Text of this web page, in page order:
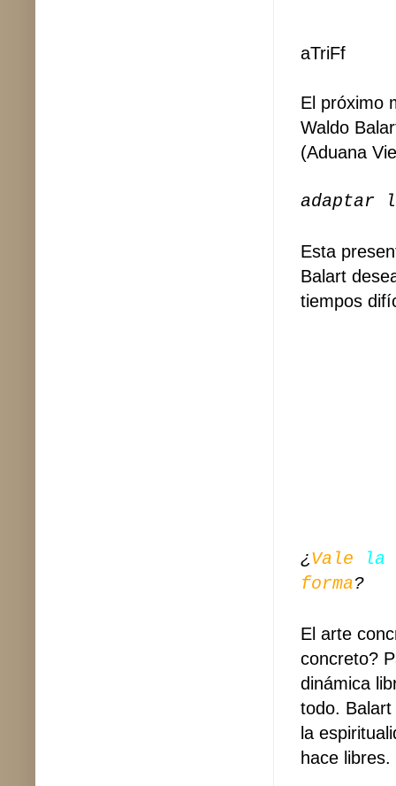
aTriFf
El próximo
Waldo
(Aduana
adaptar
Esta
Balart
tiempos
¿Vale la
forma?
El arte
concreto?
dinámica
todo.
la
hace libres.